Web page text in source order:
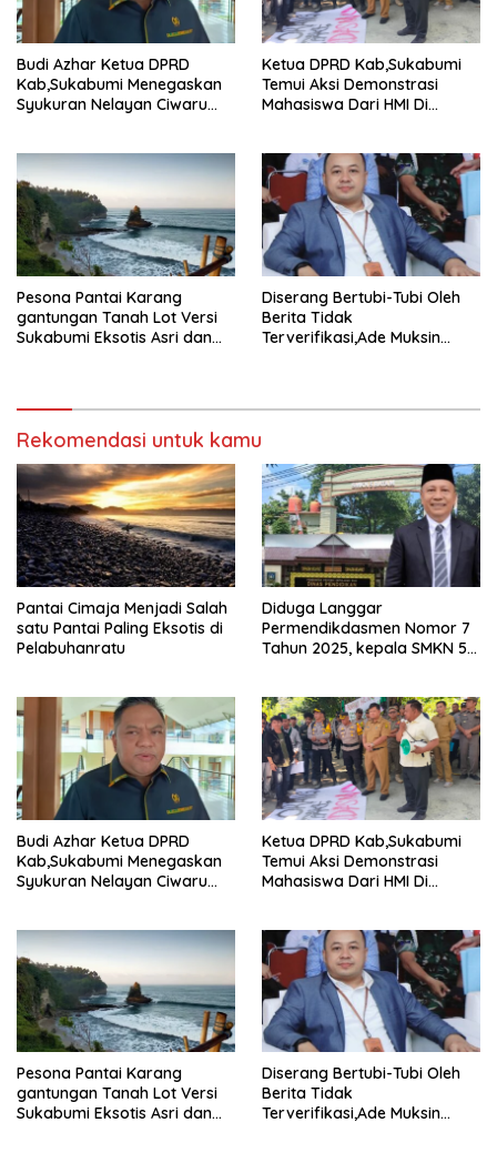
Budi Azhar Ketua DPRD
Kab,Sukabumi Menegaskan
Syukuran Nelayan Ciwaru
Ekonomi Kreatif Akar
Rumput
Ketua DPRD Kab,Sukabumi
Temui Aksi Demonstrasi
Mahasiswa Dari HMI Di
Pesona Pantai Karang
gantungan Tanah Lot Versi
Sukabumi Eksotis Asri dan
Diserang Bertubi-Tubi Oleh
Berita Tidak
Terverifikasi,Ade Muksin
Rekomendasi untuk kamu
Pantai Cimaja Menjadi Salah
satu Pantai Paling Eksotis di
Pelabuhanratu
Diduga Langgar
Permendikdasmen Nomor 7
Tahun 2025, kepala SMKN 5
Tahun
Budi Azhar Ketua DPRD
Kab,Sukabumi Menegaskan
Syukuran Nelayan Ciwaru
Ekonomi Kreatif Akar
Rumput
Ketua DPRD Kab,Sukabumi
Temui Aksi Demonstrasi
Mahasiswa Dari HMI Di
Pesona Pantai Karang
gantungan Tanah Lot Versi
Sukabumi Eksotis Asri dan
Diserang Bertubi-Tubi Oleh
Berita Tidak
Terverifikasi,Ade Muksin